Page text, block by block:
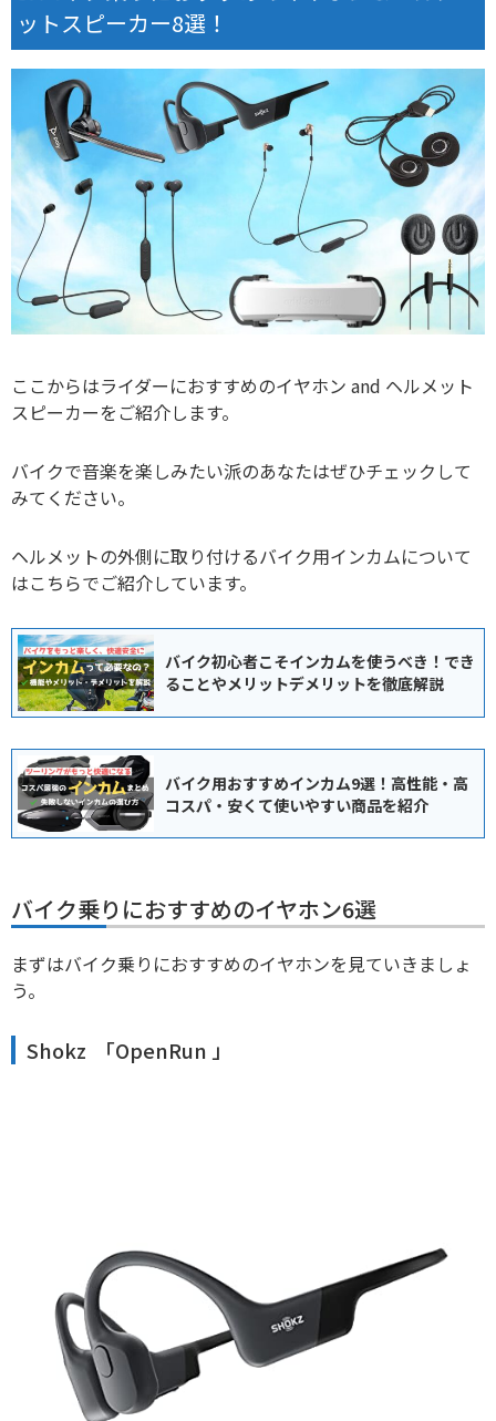
ットスピーカー8選！
ここからはライダーにおすすめのイヤホン and ヘルメット
スピーカーをご紹介します。
バイクで音楽を楽しみたい派のあなたはぜひチェックして
みてください。
ヘルメットの外側に取り付けるバイク用インカムについて
はこちらでご紹介しています。
バイク初心者こそインカムを使うべき！でき
ることやメリットデメリットを徹底解説
バイク用おすすめインカム9選！高性能・高
コスパ・安くて使いやすい商品を紹介
バイク乗りにおすすめのイヤホン6選
まずはバイク乗りにおすすめのイヤホンを見ていきましょ
う。
Shokz 「OpenRun 」